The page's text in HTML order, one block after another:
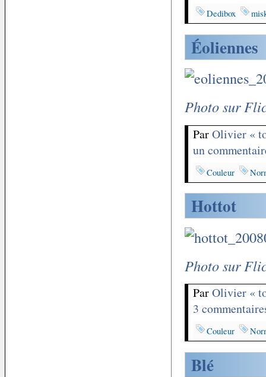
Dedibox
Éoliennes
Photo sur
ParOlivier «
un
Couleur
Hottot
Photo sur
ParOlivier «
3
Couleur
Blé